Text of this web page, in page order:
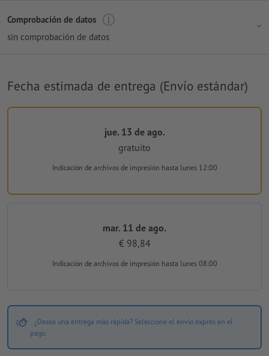
Comprobación de datos
sin comprobación de datos
Fecha estimada de entrega (Envío estándar)
jue. 13 de ago.
gratuito
Indicación de archivos de impresión hasta lunes 12:00
mar. 11 de ago.
€ 98,84
Indicación de archivos de impresión hasta lunes 08:00
¿Desea una entrega más rápida? Seleccione el envío exprés en el
pago.